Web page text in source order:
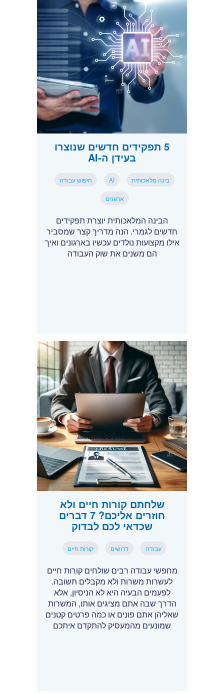
5 תפקידים חדשים שנוצרו
בעידן ה-AI
בינה מלאכותית AI חיפוש עבודה
ארגונים
הבינה המלאכותית יוצרת תפקידים
חדשים לגמרי. הנה מדריך קצר שמסביר
אילו מקצועות נולדים עכשיו בארגונים ואיך
הם משנים את שוק העבודה
שלחתם קורות חיים ולא
חוזרים אליכם? 7 דברים
שכדאי לכם לבדוק
עבודה דרושים קורות חיים
מחפשי עבודה רבים שולחים קורות חיים
לעשרות משרות ולא מקבלים תשובה.
לפעמים הבעיה היא לא הניסיון, אלא
הדרך שבה אתם מציגים אותו, המשרות
שאליהן אתם פונים או כמה פרטים קטנים
שמונעים מהמעסיק להתקדם איתכם